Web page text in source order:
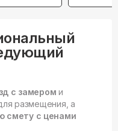
с замером и
размещения, а
смету с ценами